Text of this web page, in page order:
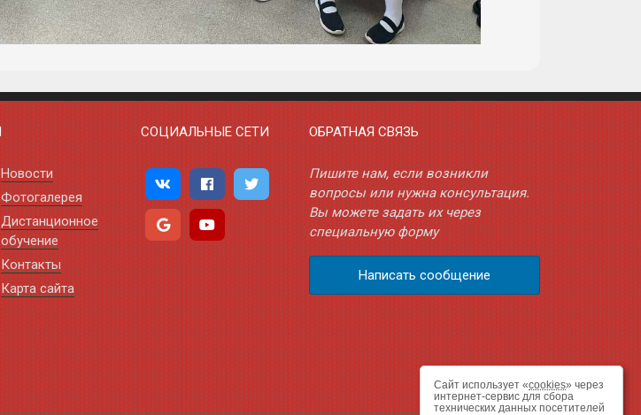
Новости
Фотогалерея
Дистанционное
обучение
Контакты
Карта сайта
СОЦИАЛЬНЫЕ СЕТИ ОБРАТНАЯ СВЯЗЬ
Пишите нам, если возникли
вопросы или нужна консультация.
Вы можете задать их через
специальную форму
Написать сообщение
Сайт использует «cookies» через
интернет-сервис для сбора
технических данных посетителей